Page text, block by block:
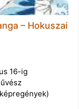
– Hokuszai
16-ig